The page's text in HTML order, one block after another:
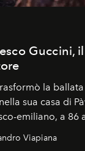
Guccini,
la
sua casa di
emiliano, a 86
Viapiana